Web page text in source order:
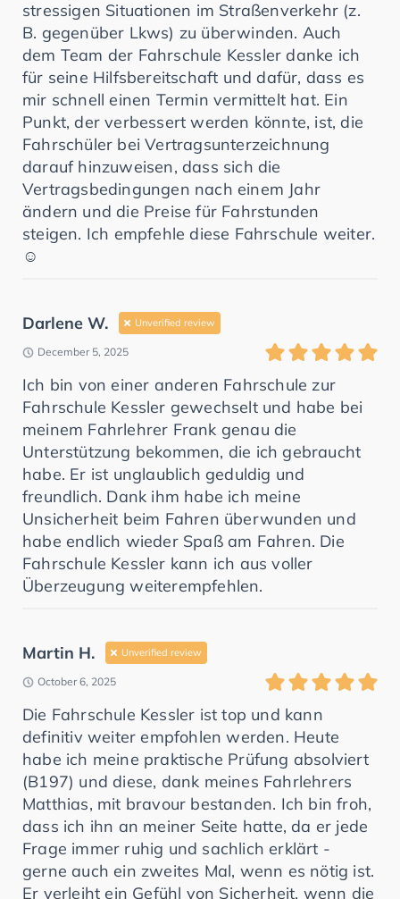
stressigen Situationen im Straßenverkehr (z.
B. gegenüber Lkws) zu überwinden. Auch
dem Team der Fahrschule Kessler danke ich
für seine Hilfsbereitschaft und dafür, dass es
mir schnell einen Termin vermittelt hat. Ein
Punkt, der verbessert werden könnte, ist, die
Fahrschüler bei Vertragsunterzeichnung
darauf hinzuweisen, dass sich die
Vertragsbedingungen nach einem Jahr
ändern und die Preise für Fahrstunden
steigen. Ich empfehle diese Fahrschule weiter.
☺️
Darlene W. Unverified review
December 5, 2025
Ich bin von einer anderen Fahrschule zur
Fahrschule Kessler gewechselt und habe bei
meinem Fahrlehrer Frank genau die
Unterstützung bekommen, die ich gebraucht
habe. Er ist unglaublich geduldig und
freundlich. Dank ihm habe ich meine
Unsicherheit beim Fahren überwunden und
habe endlich wieder Spaß am Fahren. Die
Fahrschule Kessler kann ich aus voller
Überzeugung weiterempfehlen.
Martin H. Unverified review
October 6, 2025
Die Fahrschule Kessler ist top und kann
definitiv weiter empfohlen werden. Heute
habe ich meine praktische Prüfung absolviert
(B197) und diese, dank meines Fahrlehrers
Matthias, mit bravour bestanden. Ich bin froh,
dass ich ihn an meiner Seite hatte, da er jede
Frage immer ruhig und sachlich erklärt -
gerne auch ein zweites Mal, wenn es nötig ist.
Er verleiht ein Gefühl von Sicherheit, wenn die